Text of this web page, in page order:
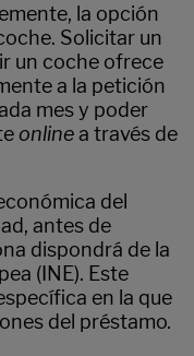
la opción
Solicitar un
un coche ofrece
a la petición
mes y poder
onlinea través de
del
antes de
dispondrá de la
(INE). Este
en la que
del préstamo.